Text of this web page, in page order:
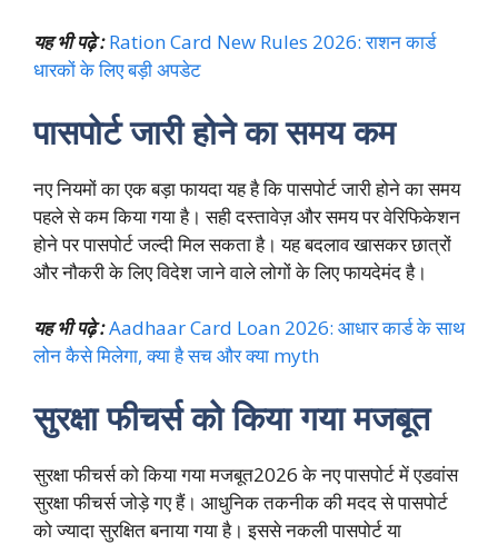
यह भी पढ़े : Ration Card New Rules 2026: राशन कार्ड
धारकों के लिए बड़ी अपडेट
पासपोर्ट जारी होने का समय कम
नए नियमों का एक बड़ा फायदा यह है कि पासपोर्ट जारी होने का समय
पहले से कम किया गया है। सही दस्तावेज़ और समय पर वेरिफिकेशन
होने पर पासपोर्ट जल्दी मिल सकता है। यह बदलाव खासकर छात्रों
और नौकरी के लिए विदेश जाने वाले लोगों के लिए फायदेमंद है।
यह भी पढ़े :Aadhaar Card Loan 2026: आधार कार्ड के साथ
लोन कैसे मिलेगा, क्या है सच और क्या myth
सुरक्षा फीचर्स को किया गया मजबूत
सुरक्षा फीचर्स को किया गया मजबूत2026 के नए पासपोर्ट में एडवांस
सुरक्षा फीचर्स जोड़े गए हैं। आधुनिक तकनीक की मदद से पासपोर्ट
को ज्यादा सुरक्षित बनाया गया है। इससे नकली पासपोर्ट या